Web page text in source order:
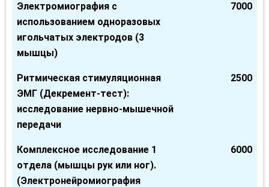
Электромиография с
использованием одноразовых
игольчатых электродов (3
мышцы)
7000
Ритмическая стимуляционная
ЭМГ (Декремент-тест):
исследование нервно-мышечной
передачи
2500
Комплексное исследование 1
отдела (мышцы рук или ног).
(Электронейромиография
6000